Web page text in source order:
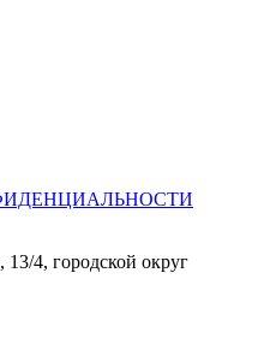
4, городской округ